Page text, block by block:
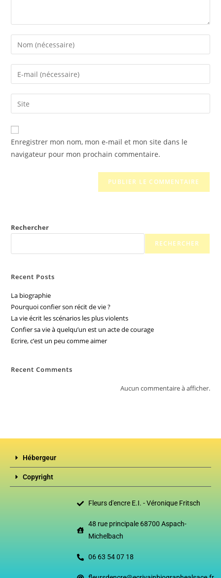
Enregistrer mon nom, mon e-mail et mon site dans le
navigateur pour mon prochain commentaire.
Rechercher
RECHERCHER
Recent Posts
La biographie
Pourquoi confier son récit de vie ?
La vie écrit les scénarios les plus violents
Confier sa vie à quelqu’un est un acte de courage
Ecrire, c’est un peu comme aimer
Recent Comments
Aucun commentaire à afficher.
Hébergeur
Copyright
Fleurs d'encre E.I. - Véronique Fritsch
48 rue principale 68700 Aspach-
Michelbach
06 63 54 07 18